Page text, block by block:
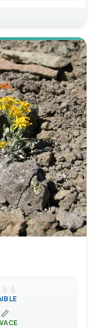
💧 💧
📏